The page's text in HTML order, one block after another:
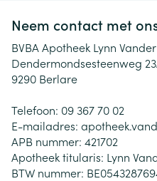
Neem contact met
BVBA Apotheek Lynn
Dendermondsesteenweg
9290 Berlare
Telefoon: 09 367 70 02
E-mailadres:
APB nummer: 421702
Apotheek titularis: Lynn
BTW nummer: